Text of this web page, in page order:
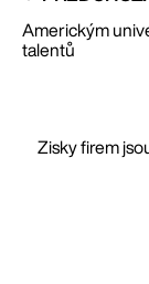
Americkým
talentů
Zisky firem